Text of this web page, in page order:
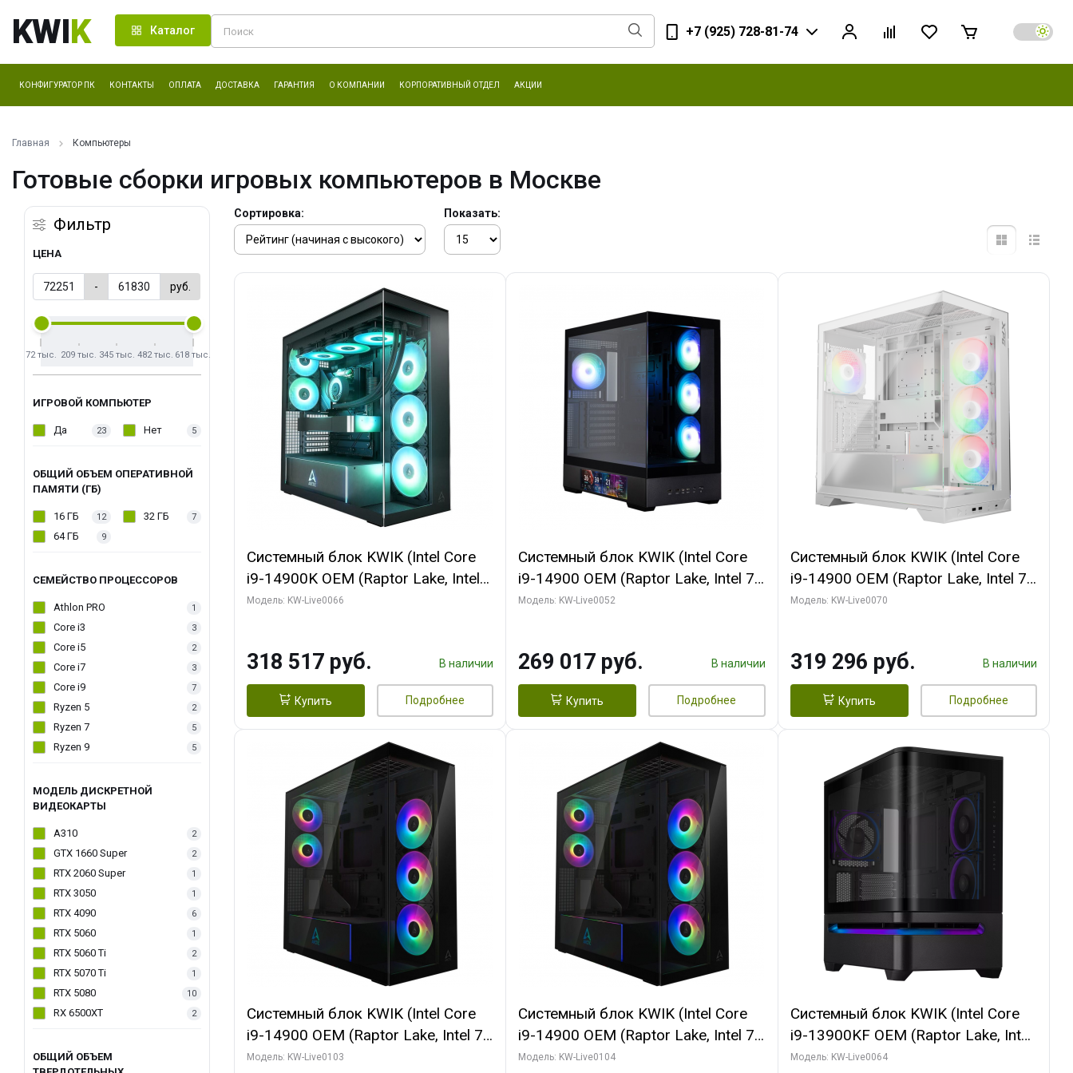
KWIK Каталог +7 (925) 728-81-74
КОНФИГУРАТОР ПК КОНТАКТЫ ОПЛАТА ДОСТАВКА ГАРАНТИЯ О КОМПАНИИ КОРПОРАТИВНЫЙ ОТДЕЛ АКЦИИ
Главная Компьютеры
Готовые сборки игровых компьютеров в Москве
Фильтр
ЦЕНА
- руб.
72 тыс. 209 тыс. 345 тыс. 482 тыс. 618 тыс.
ИГРОВОЙ КОМПЬЮТЕР
Да 23 Нет 5
ОБЩИЙ ОБЪЕМ ОПЕРАТИВНОЙ
ПАМЯТИ (ГБ)
16 ГБ 12 32 ГБ 7
64 ГБ 9
СЕМЕЙСТВО ПРОЦЕССОРОВ
Athlon PRO 1
Core i3 3
Core i5 2
Core i7 3
Core i9 7
Ryzen 5 2
Ryzen 7 5
Ryzen 9 5
МОДЕЛЬ ДИСКРЕТНОЙ
ВИДЕОКАРТЫ
A310 2
GTX 1660 Super 2
RTX 2060 Super 1
RTX 3050 1
RTX 4090 6
RTX 5060 1
RTX 5060 Ti 2
RTX 5070 Ti 1
RTX 5080 10
RX 6500XT 2
ОБЩИЙ ОБЪЕМ
Сортировка: Показать:
Системный блок KWIK (Intel Core
i9-14900K OEM (Raptor Lake, Intel
7, C24 16EC/8PC/ 64 ГБ ОЗУ (2
GDDR7 256bit/ 1 ТБ SSD)
Модель: KW-Live0066
318 517 руб. В наличии
Купить Подробнее
Системный блок KWIK (Intel Core
i9-14900 OEM (Raptor Lake, Intel 7,
C24 16EC/8PC// 64 ГБ ОЗУ (2
256bit 3xDP HD/ 512 ГБ SSD)
Модель: KW-Live0052
269 017 руб. В наличии
Купить Подробнее
Системный блок KWIK (Intel Core
i9-14900 OEM (Raptor Lake, Intel 7,
C24 16EC/8PC// 64 ГБ ОЗУ (2
GDDR7 256bit/ 960 ГБ SSD)
Модель: KW-Live0070
319 296 руб. В наличии
Купить Подробнее
Системный блок KWIK (Intel Core
i9-14900 OEM (Raptor Lake, Intel 7,
C24 16EC/8PC// 64 ГБ ОЗУ (2
Модель: KW-Live0103
Системный блок KWIK (Intel Core
i9-14900 OEM (Raptor Lake, Intel 7,
C24 16EC/8PC// 64 ГБ ОЗУ (2
Модель: KW-Live0104
Системный блок KWIK (Intel Core
i9-13900KF OEM (Raptor Lake, Intel
7, C24 16EC/8P/ 64 ГБ ОЗУ (2
Модель: KW-Live0064